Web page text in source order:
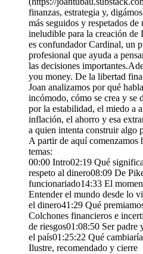
finanzas, estrategia y,
más seguidos y respetados
ineludible para la creación de
es confundador Cardinal, un
profesional que ayuda a
las decisiones
you money. De la libertad
Joan analizamos por qué
incómodo, cómo se crea y se
por la estabilidad, el miedo a
inflación, el ahorro y esa
a quien intenta construir algo
A partir de aquí comenzamos
temas:
00:00 Intro02:19 Qué
respeto al dinero08:09 De
funcionariado14:33 El
Entender el mundo desde lo
el dinero41:29 Qué
Colchones financieros e
de riesgos01:08:50 Ser padre
el país01:25:22 Qué
Ilustre, recomendado y cierre